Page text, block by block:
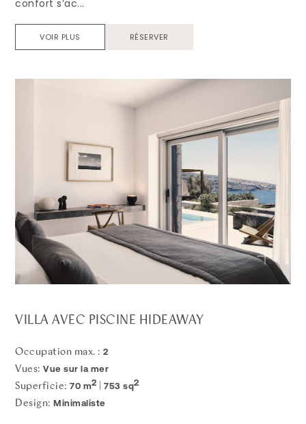
confort s’ac...
VOIR PLUS RÉSERVER
VILLA AVEC PISCINE HIDEAWAY
Occupation max. :2
Vues:Vue sur la mer
Superficie:70 m2 |753 sq2
Design:Minimaliste